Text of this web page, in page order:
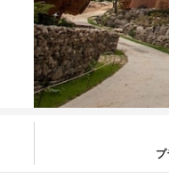
プ